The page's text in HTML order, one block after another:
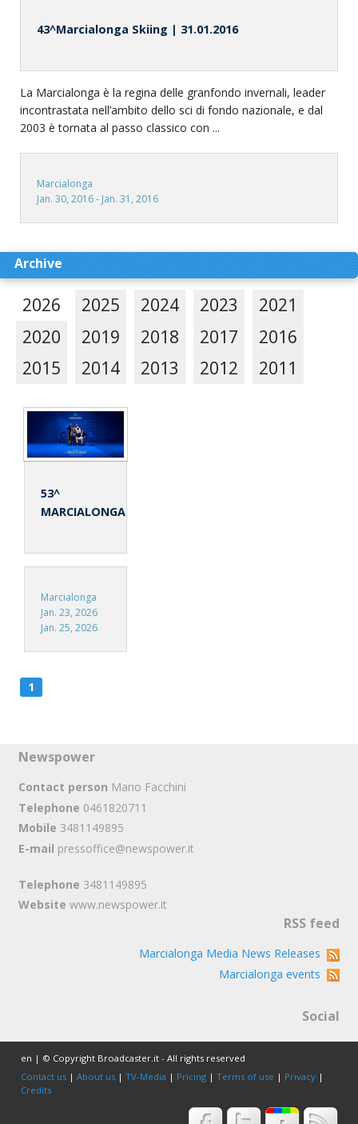
43^Marcialonga Skiing | 31.01.2016
La Marcialonga è la regina delle granfondo invernali, leader
incontrastata nell’ambito dello sci di fondo nazionale, e dal
2003 è tornata al passo classico con ...
Marcialonga
Jan. 30, 2016 - Jan. 31, 2016
Archive
2026 2025 2024 2023
2021
2020
2019 2018 2017
2016
2015
2014 2013 2012 2011
53^
MARCIALONGA
Marcialonga
Jan. 23, 2026
Jan. 25, 2026
1
Newspower
Contact person Mario Facchini
Telephone 0461820711
Mobile 3481149895
E-mail pressoffice@newspower.it
Telephone 3481149895
Website www.newspower.it
RSS feed
Marcialonga Media News Releases
Marcialonga events
Social
en | © Copyright Broadcaster.it - All rights reserved
Contact us |About us |TV-Media | Pricing |Terms of use | Privacy |
Credits